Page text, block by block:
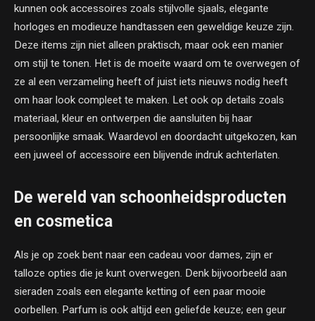
kunnen ook accessoires zoals stijlvolle sjaals, elegante
horloges en modieuze handtassen een geweldige keuze zijn.
Deze items zijn niet alleen praktisch, maar ook een manier
om stijl te tonen. Het is de moeite waard om te overwegen of
ze al een verzameling heeft of juist iets nieuws nodig heeft
om haar look compleet te maken. Let ook op details zoals
materiaal, kleur en ontwerpen die aansluiten bij haar
persoonlijke smaak. Waardevol en doordacht uitgekozen, kan
een juweel of accessoire een blijvende indruk achterlaten.
De wereld van schoonheidsproducten
en cosmetica
Als je op zoek bent naar een cadeau voor dames, zijn er
talloze opties die je kunt overwegen. Denk bijvoorbeeld aan
sieraden zoals een elegante ketting of een paar mooie
oorbellen. Parfum is ook altijd een geliefde keuze; een geur